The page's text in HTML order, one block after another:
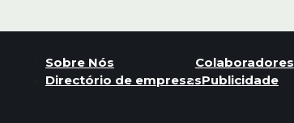
Sobre Nós Colaboradores
Directório de empresasPublicidade